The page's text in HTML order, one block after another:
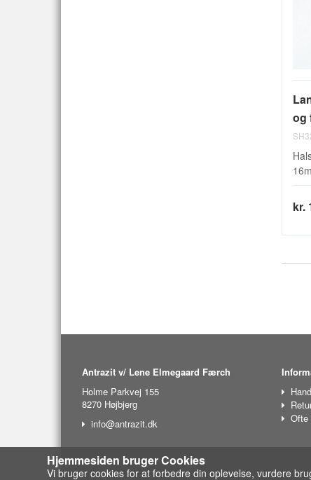
og
kr.
Antrazit v/ Lene Elmegaard Færch
Holme Parkvej 155
8270 Højbjerg
info@antrazit.dk
Ofte
Hjemmesiden bruger Cookies
Vi bruger cookies for at forbedre din oplevelse, vurdere